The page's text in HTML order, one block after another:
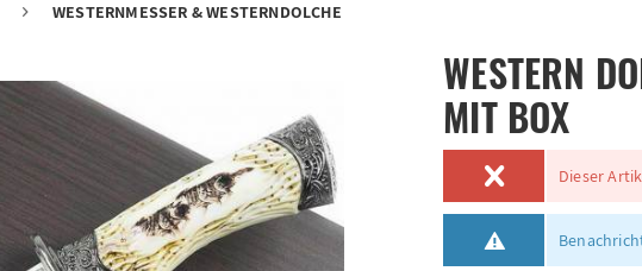
WESTERNMESSER & WESTERNDOLCHE
WESTERN
MIT BOX
Dieser